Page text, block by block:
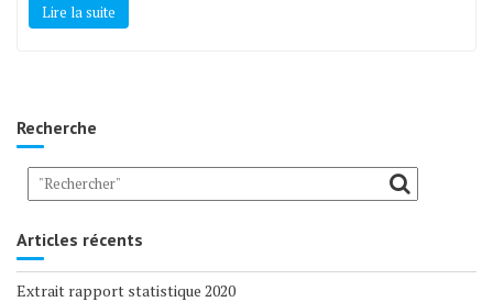
Lire la suite
Recherche
Articles récents
Extrait rapport statistique 2020